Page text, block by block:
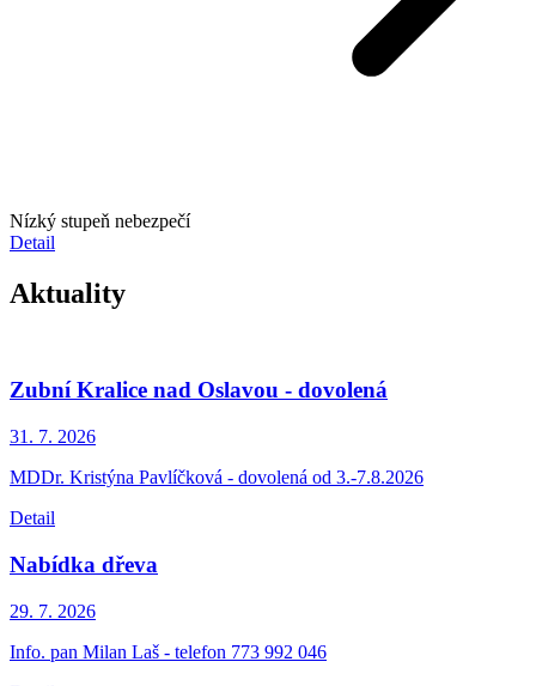
Nízký stupeň nebezpečí
Detail
Aktuality
Zubní Kralice nad Oslavou - dovolená
31. 7. 2026
MDDr. Kristýna Pavlíčková - dovolená od 3.-7.8.2026
Detail
Nabídka dřeva
29. 7. 2026
Info. pan Milan Laš - telefon 773 992 046